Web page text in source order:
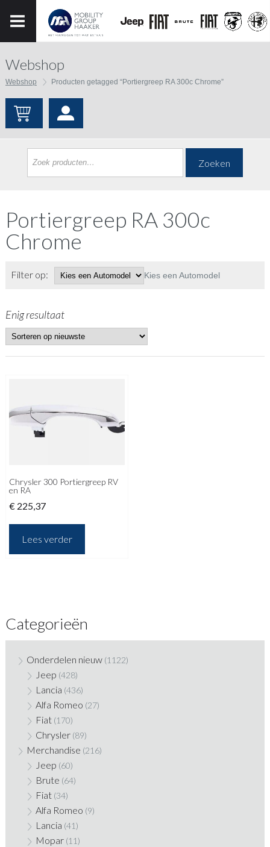
Webshop
Webshop Producten getagged “Portiergreep RA 300c Chrome”
Zoeken
Portiergreep RA 300c
Chrome
Filter op: Kies een Automodel
Enig resultaat
Chrysler 300 Portiergreep RV
en RA
€ 225,37
Lees verder
Categorieën
Onderdelen nieuw (1122)
Jeep (428)
Lancia (436)
Alfa Romeo (27)
Fiat (170)
Chrysler (89)
Merchandise (216)
Jeep (60)
Brute (64)
Fiat (34)
Alfa Romeo (9)
Lancia (41)
Mopar (11)